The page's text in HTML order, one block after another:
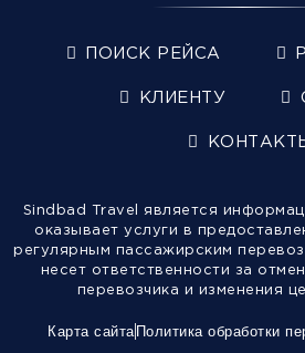
ПОИСК РЕЙСА
КЛИЕНТУ
Sindbad Travel является
оказывает услуги в
регулярным пассажирским
несет ответственности за
перевозчика и изменения
Карта сайта Политика обработки